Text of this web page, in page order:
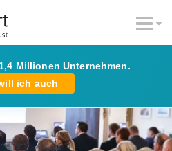
Millionen Unternehmen.
ich auch